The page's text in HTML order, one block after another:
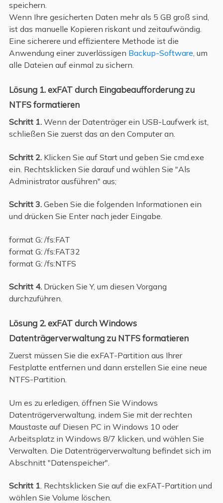
speichern.
Wenn Ihre gesicherten Daten mehr als 5 GB groß sind,
ist das manuelle Kopieren riskant und zeitaufwändig.
Eine sicherere und effizientere Methode ist die
Anwendung einer zuverlässigen Backup-Software, um
alle Dateien auf einmal zu sichern.
Lösung 1. exFAT durch Eingabeaufforderung zu
NTFS formatieren
Schritt 1.Wenn der Datenträger ein USB-Laufwerk ist,
schließen Sie zuerst das an den Computer an.
Schritt 2.Klicken Sie auf Start und geben Sie cmd.exe
ein. Rechtsklicken Sie darauf und wählen Sie "Als
Administrator ausführen" aus;
Schritt 3.Geben Sie die folgenden Informationen ein
und drücken Sie Enter nach jeder Eingabe.
format G: /fs:FAT
format G: /fs:FAT32
format G: /fs:NTFS
Schritt 4.Drücken Sie Y, um diesen Vorgang
durchzuführen.
Lösung 2. exFAT durch Windows
Datenträgerverwaltung zu NTFS formatieren
Zuerst müssen Sie die exFAT-Partition aus Ihrer
Festplatte entfernen und dann erstellen Sie eine neue
NTFS-Partition.
Um es zu erledigen, öffnen Sie Windows
Datenträgerverwaltung, indem Sie mit der rechten
Maustaste auf Diesen PC in Windows 10 oder
Arbeitsplatz in Windows 8/7 klicken, und wählen Sie
Verwalten. Die Datenträgerverwaltung befindet sich im
Abschnitt "Datenspeicher".
Schritt 1. Rechtsklicken Sie auf die exFAT-Partition und
wählen Sie Volume löschen.